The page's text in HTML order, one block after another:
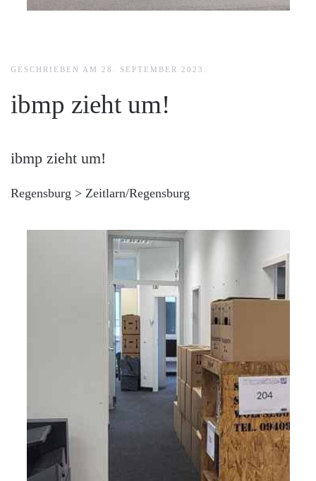
GESCHRIEBEN AM 28. SEPTEMBER 2023
ibmp zieht um!
ibmp zieht um!
Regensburg > Zeitlarn/Regensburg